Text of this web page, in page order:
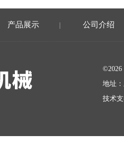
产品展示 | 公司介绍
地址
技术